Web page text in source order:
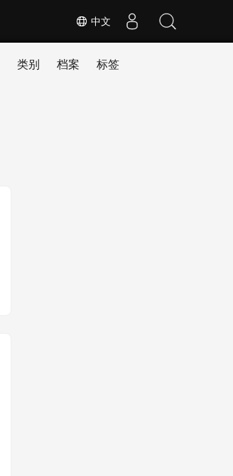
中文
类别 档案 标签